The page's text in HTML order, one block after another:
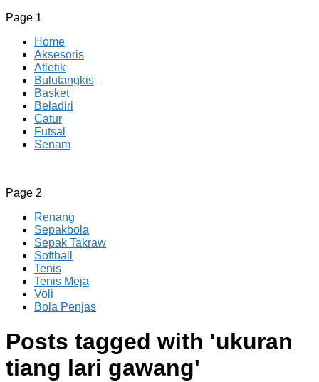
Page 1
Home
Aksesoris
Atletik
Bulutangkis
Basket
Beladiri
Catur
Futsal
Senam
CV JAYA BERSAMA Co Id
Menyediakan Semua Perlengkapan Olahraga Yang
Page 2
Renang
Sepakbola
Sepak Takraw
Softball
Tenis
Tenis Meja
Voli
Bola Penjas
Posts tagged with 'ukuran
tiang lari gawang'